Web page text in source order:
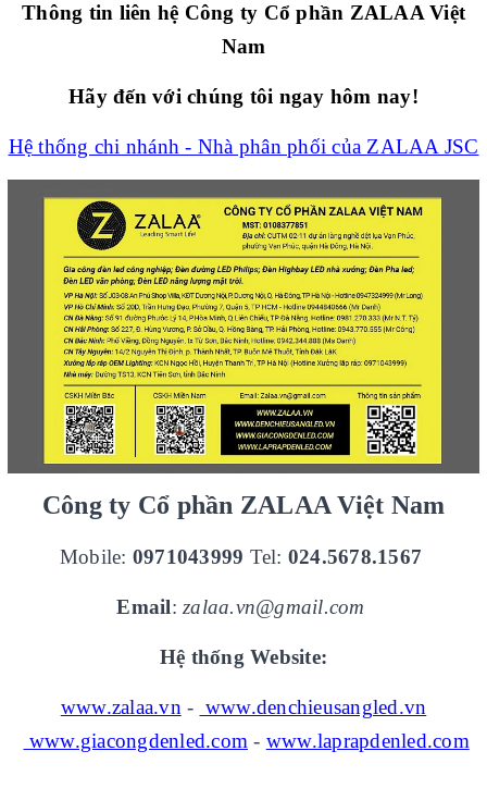
Thông tin liên hệ Công ty Cổ phần ZALAA Việt
Nam
Hãy đến với chúng tôi ngay hôm nay!
Hệ thống chi nhánh - Nhà phân phối của ZALAA JSC
Công ty Cổ phần ZALAA Việt Nam
Mobile: 0971043999 Tel: 024.5678.1567
Email: zalaa.vn@gmail.com
Hệ thống Website:
www.zalaa.vn - www.denchieusangled.vn
www.giacongdenled.com - www.laprapdenled.com